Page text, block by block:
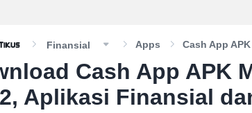
Finansial Apps Cash App
Cash App APK
Aplikasi Finansial